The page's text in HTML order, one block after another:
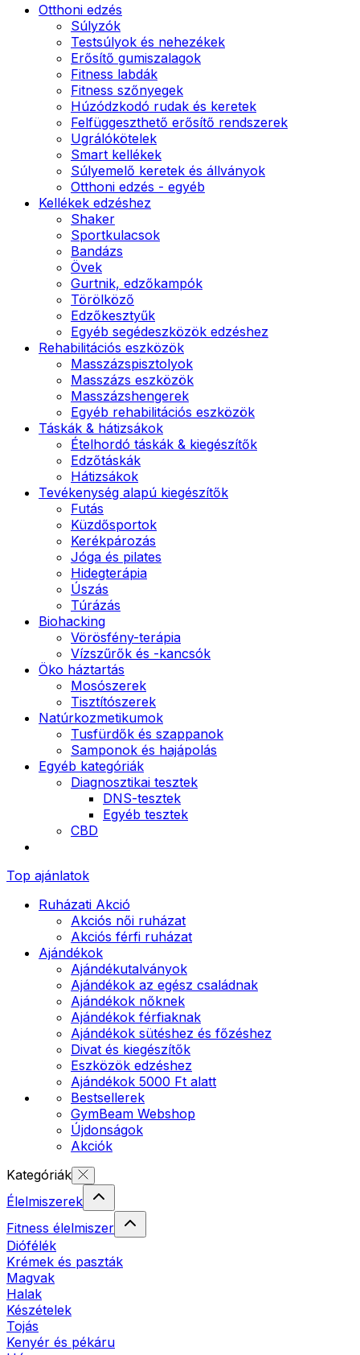
Otthoni edzés
Súlyzók
Testsúlyok és nehezékek
Erősítő gumiszalagok
Fitness labdák
Fitness szőnyegek
Húzódzkodó rudak és keretek
Felfüggeszthető erősítő rendszerek
Ugrálókötelek
Smart kellékek
Súlyemelő keretek és állványok
Otthoni edzés - egyéb
Kellékek edzéshez
Shaker
Sportkulacsok
Bandázs
Övek
Gurtnik, edzőkampók
Törölköző
Edzőkesztyűk
Egyéb segédeszközök edzéshez
Rehabilitációs eszközök
Masszázspisztolyok
Masszázs eszközök
Masszázshengerek
Egyéb rehabilitációs eszközök
Táskák & hátizsákok
Ételhordó táskák & kiegészítők
Edzőtáskák
Hátizsákok
Tevékenység alapú kiegészítők
Futás
Küzdősportok
Kerékpározás
Jóga és pilates
Hidegterápia
Úszás
Túrázás
Biohacking
Vörösfény-terápia
Vízszűrők és -kancsók
Öko háztartás
Mosószerek
Tisztítószerek
Natúrkozmetikumok
Tusfürdők és szappanok
Samponok és hajápolás
Egyéb kategóriák
Diagnosztikai tesztek
DNS-tesztek
Egyéb tesztek
CBD
Top ajánlatok
Ruházati Akció
Akciós női ruházat
Akciós férfi ruházat
Ajándékok
Ajándékutalványok
Ajándékok az egész családnak
Ajándékok nőknek
Ajándékok férfiaknak
Ajándékok sütéshez és főzéshez
Divat és kiegészítők
Eszközök edzéshez
Ajándékok 5000 Ft alatt
Bestsellerek
GymBeam Webshop
Újdonságok
Akciók
Kategóriák
Élelmiszerek
Fitness élelmiszer
Diófélék
Krémek és paszták
Magvak
Halak
Készételek
Tojás
Kenyér és pékáru